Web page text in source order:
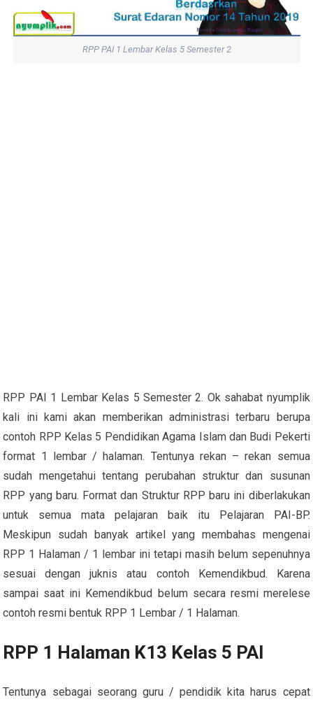
RPP PAI 1 Lembar Kelas 5 Semester 2
RPP PAI 1 Lembar Kelas 5 Semester 2. Ok sahabat nyumplik
kali ini kami akan memberikan administrasi terbaru berupa
contoh RPP Kelas 5 Pendidikan Agama Islam dan Budi Pekerti
format 1 lembar / halaman. Tentunya rekan – rekan semua
sudah mengetahui tentang perubahan struktur dan susunan
RPP yang baru. Format dan Struktur RPP baru ini diberlakukan
untuk semua mata pelajaran baik itu Pelajaran PAI-BP.
Meskipun sudah banyak artikel yang membahas mengenai
RPP 1 Halaman / 1 lembar ini tetapi masih belum sepenuhnya
sesuai dengan juknis atau contoh Kemendikbud. Karena
sampai saat ini Kemendikbud belum secara resmi merelese
contoh resmi bentuk RPP 1 Lembar / 1 Halaman.
RPP 1 Halaman K13 Kelas 5 PAI
Tentunya sebagai seorang guru / pendidik kita harus cepat